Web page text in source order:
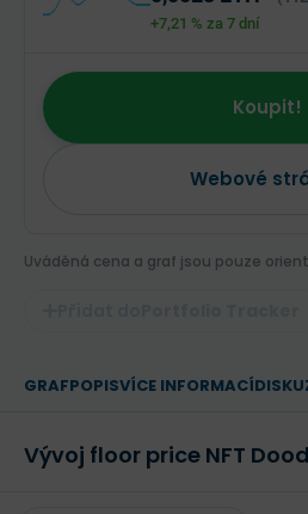
+7,21 % za 7 dní
Webové
Koupit!
Uváděná cena a graf jsou pouze
GRAFPOPISVÍCE INFORMACÍ
Vývoj floor price NFT